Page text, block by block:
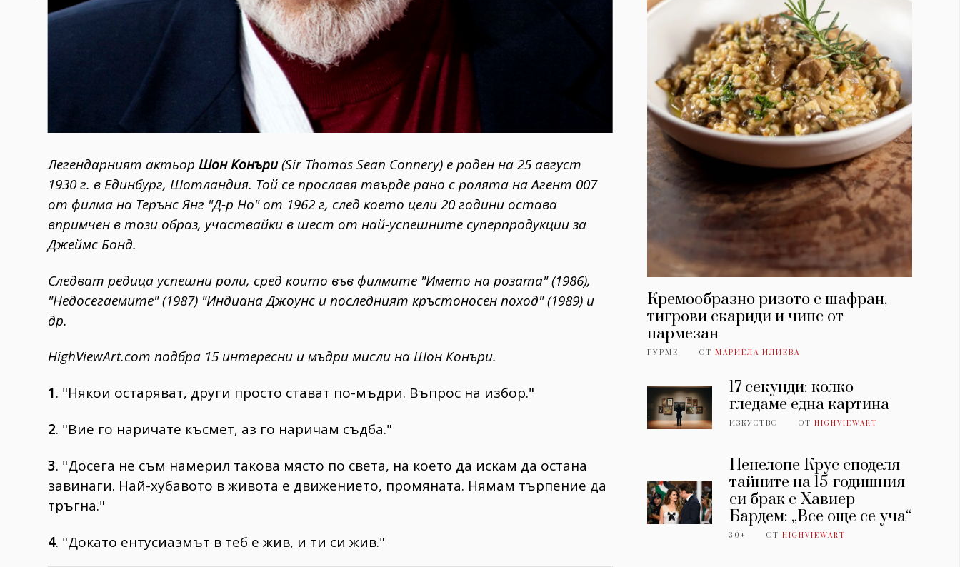
Легендарният актьор Шон Конъри(Sir Thomas Sean Connery) е роден на 25 август
1930 г. в Единбург, Шотландия. Той се прославя твърде рано с ролята на Агент 007
от филма на Терънс Янг "Д-р Но" от 1962 г, след което цели 20 години остава
впримчен в този образ, участвайки в шест от най-успешните суперпродукции за
Джеймс Бонд.
Следват редица успешни роли, сред които във филмите "Името на розата" (1986),
"Недосегаемите" (1987) "Индиана Джоунс и последният кръстоносен поход" (1989) и
др.
HighViewArt.com подбра 15 интересни и мъдри мисли на Шон Конъри.
1. "Някои остаряват, други просто стават по-мъдри. Въпрос на избор."
2. "Вие го наричате късмет, аз го наричам съдба."
3. "Досега не съм намерил такова място по света, на което да искам да остана
завинаги. Най-хубавото в живота е движението, промяната. Нямам търпение да
тръгна."
4. "Докато ентусиазмът в теб е жив, и ти си жив."
Кремообразно ризото с шафран,
тигрови скариди и чипс от
пармезан
ГУРМЕ ОТ МАРИЕЛА ИЛИЕВА
17 секунди: колко
гледаме една картина
ИЗКУСТВО ОТHIGHVIEWART
Пенелопе Крус споделя
тайните на 15-годишния
си брак с Хавиер
Бардем: „Все още се уча“
30+ ОТHIGHVIEWART